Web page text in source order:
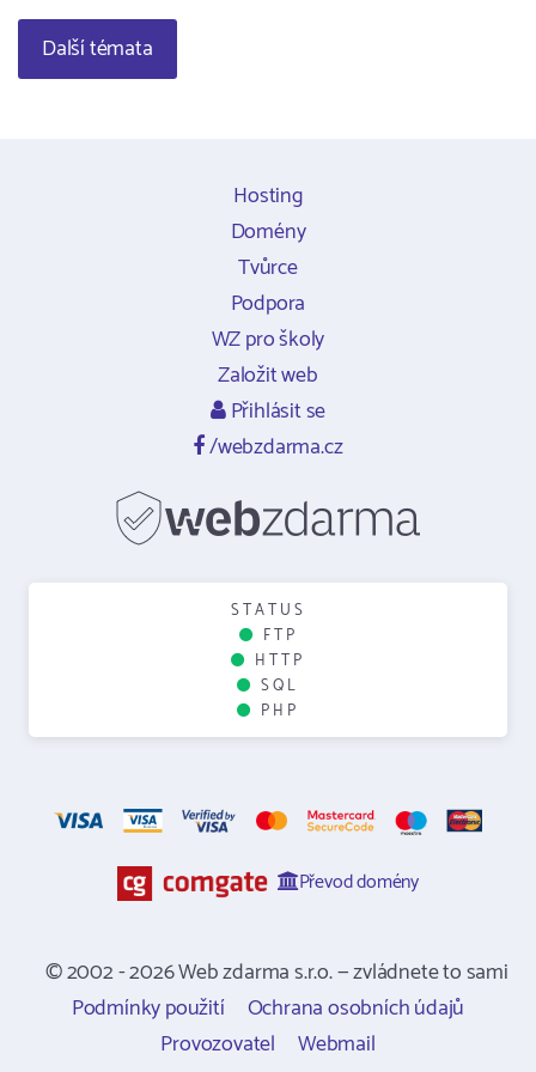
Další témata
Hosting
Domény
Tvůrce
Podpora
WZ pro školy
Založit web
Přihlásit se
/webzdarma.cz
STATUS
FTP
HTTP
SQL
PHP
Převod domény
© 2002 - 2026 Web zdarma s.r.o. — zvládnete to sami
Podmínky použití
Ochrana osobních údajů
Provozovatel
Webmail